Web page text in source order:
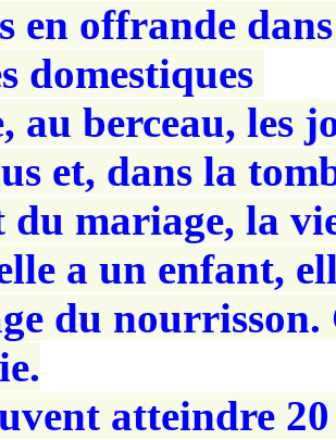
en offrande
domestiques
au berceau, les
et, dans la
du mariage, la
a un enfant,
du
atteindre